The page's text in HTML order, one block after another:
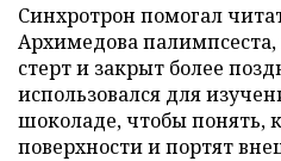
Синхротрон помогал
Архимедова
стерт и закрыт более
использовался для
шоколаде, чтобы понять,
поверхности и портят